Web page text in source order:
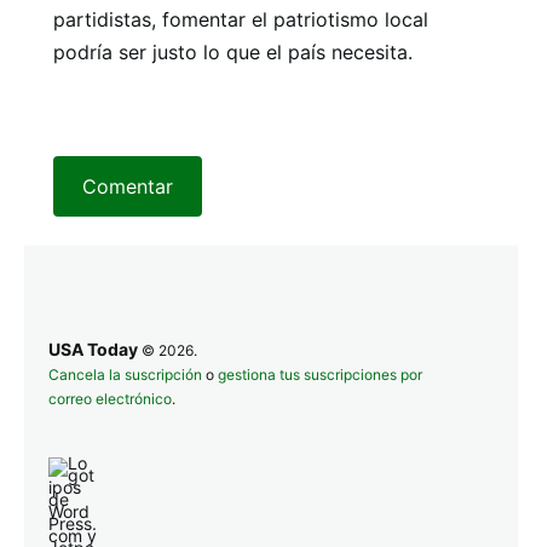
partidistas, fomentar el patriotismo local
podría ser justo lo que el país necesita.
Comentar
USA Today © 2026.
Cancela la suscripción o gestiona tus suscripciones por
correo electrónico.